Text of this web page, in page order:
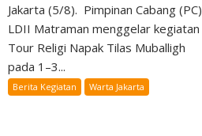
Jakarta (5/8). Pimpinan Cabang (PC)
LDII Matraman menggelar kegiatan
Tour Religi Napak Tilas Muballigh
pada 1–3...
Berita Kegiatan Warta Jakarta